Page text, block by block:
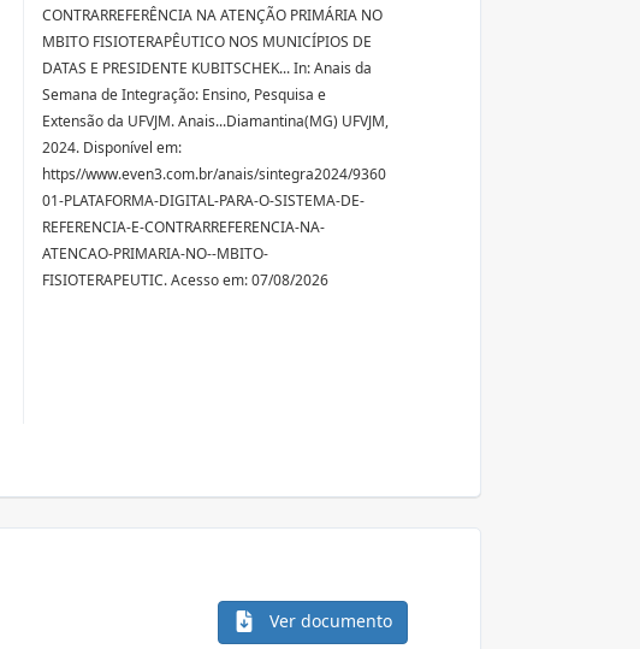
CONTRARREFERÊNCIA NA ATENÇÃO PRIMÁRIA NO
MBITO FISIOTERAPÊUTICO NOS MUNICÍPIOS DE
DATAS E PRESIDENTE KUBITSCHEK... In: Anais da
Semana de Integração: Ensino, Pesquisa e
Extensão da UFVJM. Anais...Diamantina(MG) UFVJM,
2024. Disponível em:
https//www.even3.com.br/anais/sintegra2024/9360
01-PLATAFORMA-DIGITAL-PARA-O-SISTEMA-DE-
REFERENCIA-E-CONTRARREFERENCIA-NA-
ATENCAO-PRIMARIA-NO--MBITO-
FISIOTERAPEUTIC. Acesso em: 07/08/2026
Ver documento